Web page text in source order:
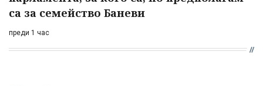
са за семейство Баневи
преди 1 час